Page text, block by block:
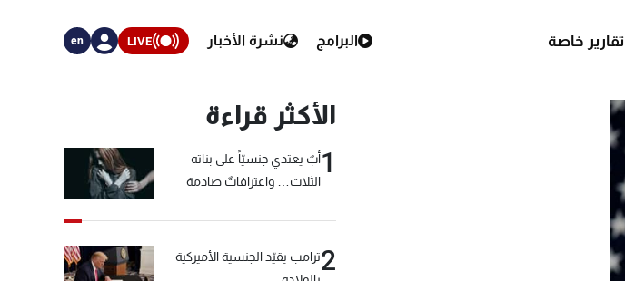
تقارير خاصة البرامج نشرة الأخبار LIVE
en
الأكثر قراءة
1أبٌ يعتدي جنسيّاً على بناته
الثلاث… واعترافاتٌ صادمة
2ترامب يقيّد الجنسية الأميركية